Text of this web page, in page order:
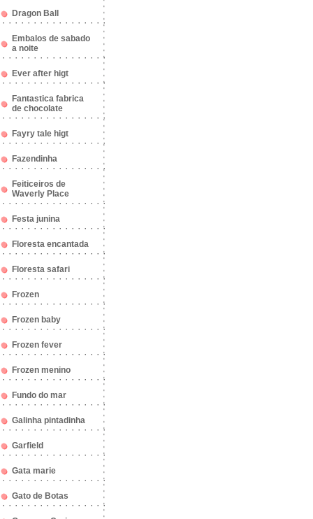
Dragon Ball
Embalos de sabado
a noite
Ever after higt
Fantastica fabrica
de chocolate
Fayry tale higt
Fazendinha
Feiticeiros de
Waverly Place
Festa junina
Floresta encantada
Floresta safari
Frozen
Frozen baby
Frozen fever
Frozen menino
Fundo do mar
Galinha pintadinha
Garfield
Gata marie
Gato de Botas